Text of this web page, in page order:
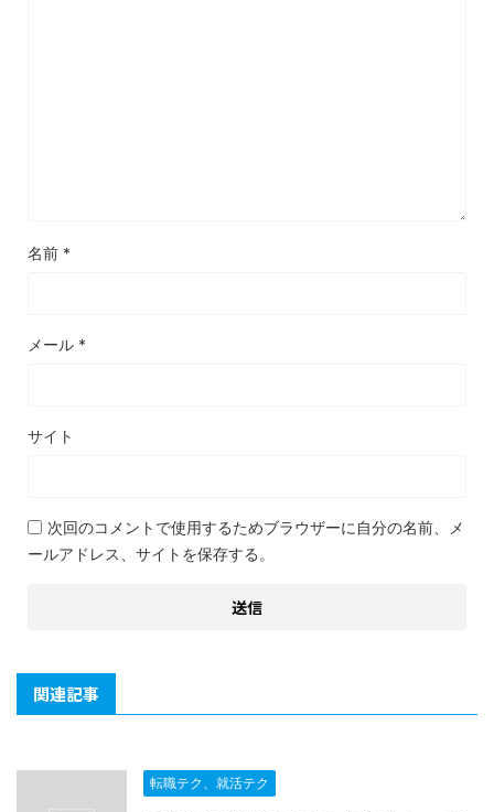
名前 *
メール *
サイト
次回のコメントで使用するためブラウザーに自分の名前、メ
ールアドレス、サイトを保存する。
関連記事
転職テク、就活テク